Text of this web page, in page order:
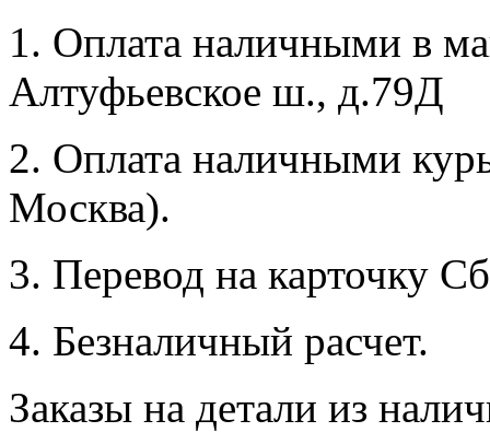
1. Оплата наличными в
Алтуфьевское ш., д.79Д
2. Оплата наличными
Москва).
3. Перевод на карточку
4. Безналичный расчет.
Заказы на детали из